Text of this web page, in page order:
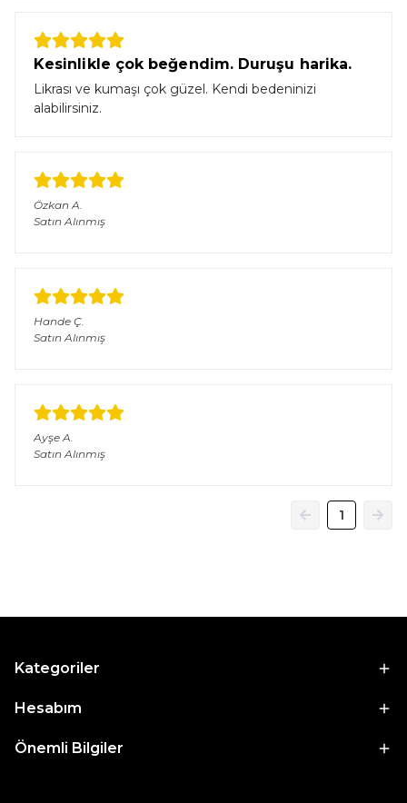
Kesinlikle çok beğendim. Duruşu harika.
Likrası ve kumaşı çok güzel. Kendi bedeninizi
alabilirsiniz.
ÖzkanA.
Satın Alınmış
Hande Ç.
Satın Alınmış
Ayşe A.
Satın Alınmış
1
Kategoriler
Hesabım
Önemli Bilgiler